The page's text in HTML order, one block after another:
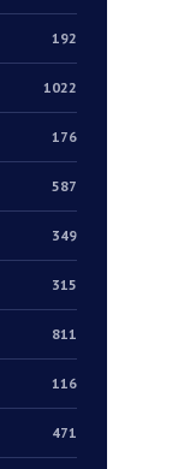
192
1022
176
587
349
315
811
116
471